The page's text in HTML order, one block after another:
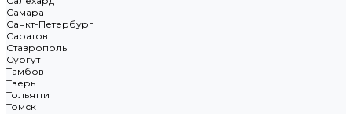
Самара
Санкт-Петербург
Саратов
Ставрополь
Сургут
Тамбов
Тверь
Тольятти
Томск